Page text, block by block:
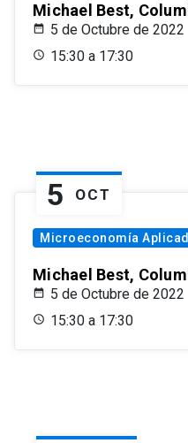
Michael Best,
5 de Octubre de 2022
15:30 a 17:30
5 OCT
Microeconomía
Michael Best,
5 de Octubre de 2022
15:30 a 17:30